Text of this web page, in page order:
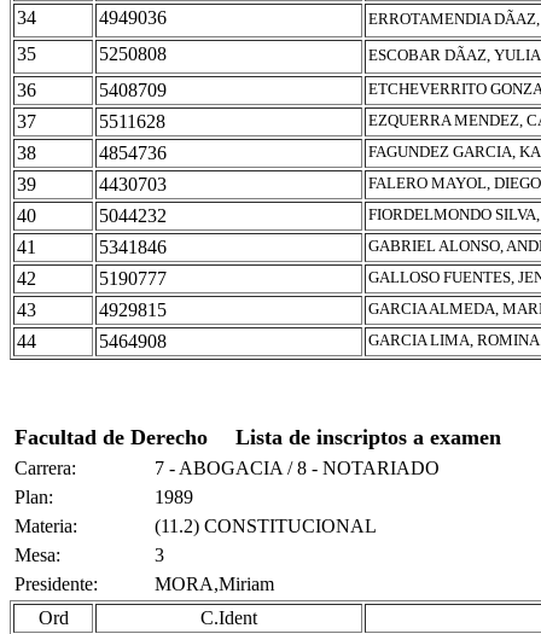
34 4949036 ERROTAMENDIA
35 5250808 ESCOBAR DÃAZ,
36 5408709 ETCHEVERRITO
37 5511628 EZQUERRA MENDEZ,
38 4854736 FAGUNDEZ GARCIA,
39 4430703 FALERO MAYOL,
40 5044232 FIORDELMONDO
41 5341846 GABRIEL ALONSO,
42 5190777 GALLOSO FUENTES,
43 4929815 GARCIA ALMEDA,
44 5464908 GARCIA LIMA,
Facultad de Derecho Lista de inscriptos a examen
Carrera:
7 - ABOGACIA / 8 - NOTARIADO
Plan:
1989
Materia:
(11.2) CONSTITUCIONAL
Mesa:
3
Presidente:
MORA,Miriam
Ord
C.Ident